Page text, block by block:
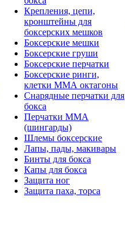
Крепления, цепи,
кронштейны для
боксерских мешков
Боксерские мешки
Боксерские груши
Боксерские перчатки
Боксерские ринги,
клетки ММА октагоны
Снарядные перчатки для
бокса
Перчатки MMA
(шингарды)
Шлемы боксерские
Лапы, пады, макивары
Бинты для бокса
Капы для бокса
Защита ног
Защита паха, торса